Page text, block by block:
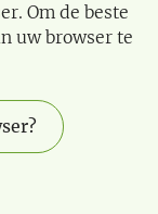
Om de beste
uw browser te